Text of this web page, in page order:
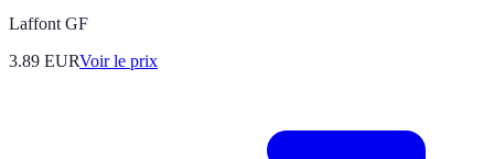
Laffont GF
3.89 EURVoir le prix